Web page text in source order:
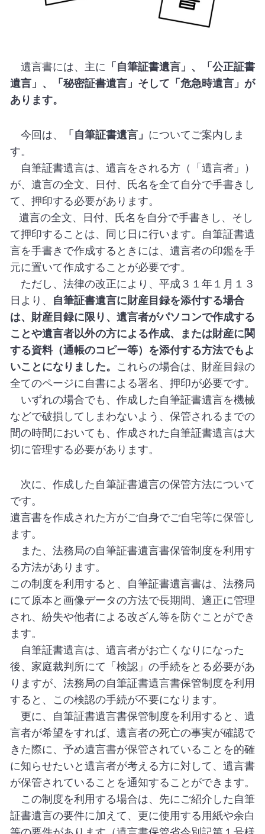
遺言書には、主に 「自筆証書遺言」、
「公正証書
遺言」 、 「秘密証書遺言」 そして 「危急時遺言」 が
あります。
今回は、 「自筆証書遺言」 についてご案内しま
す。
自筆証書遺言は、遺言をされる方（「遺言者」）
が、遺言の全文、日付、氏名を全て自分で手書きし
て、押印する必要があります。
遺言の全文、日付、氏名を自分で手書きし、そし
て押印することは、同じ日に行います。自筆証書遺
言を手書きで作成するときには、遺言者の印鑑を手
元に置いて作成することが必要です。
ただし、法律の改正により、平成３１年１月１３
日より、
自筆証書遺言に財産目録を添付する場合
は、財産目録に限り、遺言者がパソコンで作成する
ことや遺言者以外の方による作成、または財産に関
する資料（通帳のコピー等）を添付する方法でもよ
いことになりました。
これらの場合は、財産目録の
全てのページに自書による署名、押印が必要です。
いずれの場合でも、作成した自筆証書遺言を機械
などで破損してしまわないよう、保管されるまでの
間の時間においても、作成された自筆証書遺言は大
切に管理する必要があります。
次に、作成した自筆証書遺言の保管方法について
です。
遺言書を作成された方がご自身でご自宅等に保管し
ます。
また、法務局の自筆証書遺言書保管制度を利用す
る方法があります。
この制度を利用すると、自筆証書遺言書は、法務局
にて原本と画像データの方法で長期間、適正に管理
され、紛失や他者による改ざん等を防ぐことができ
ます。
自筆証書遺言は、遺言者がお亡くなりになった
後、家庭裁判所にて「検認」の手続をとる必要があ
りますが、法務局の自筆証書遺言書保管制度を利用
すると、この検認の手続が不要になります。
更に、自筆証書遺言書保管制度を利用すると、遺
言者が希望をすれば、遺言者の死亡の事実が確認で
きた際に、予め遺言書が保管されていることを的確
に知らせたいと遺言者が考える方に対して、遺言書
が保管されていることを通知することができます。
この制度を利用する場合は、先にご紹介した自筆
証書遺言の要件に加えて、更に使用する用紙や余白